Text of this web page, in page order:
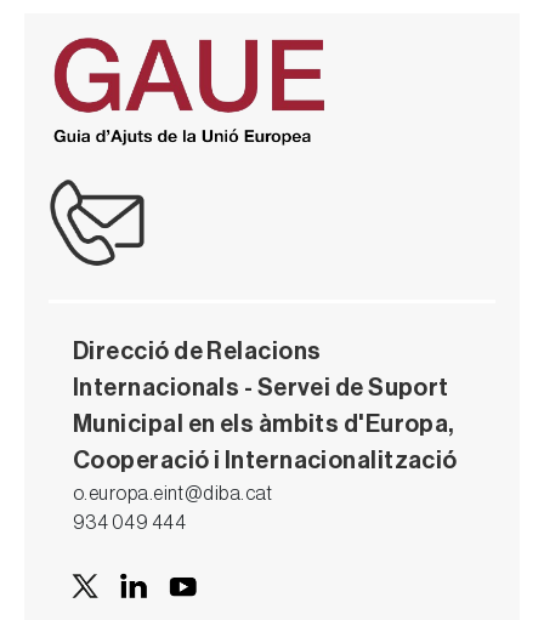
Direcció de Relacions
Internacionals - Servei de Suport
Municipal en els àmbits d'Europa,
Cooperació i Internacionalització
o.europa.eint@diba.cat
934 049 444